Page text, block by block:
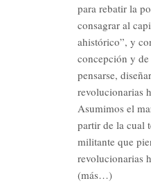
para rebatir la
consagrar al
ahistórico”, y
concepción y
pensarse,
revolucionarias
Asumimos el
partir de la cual
militante que
revolucionarias
(más…)